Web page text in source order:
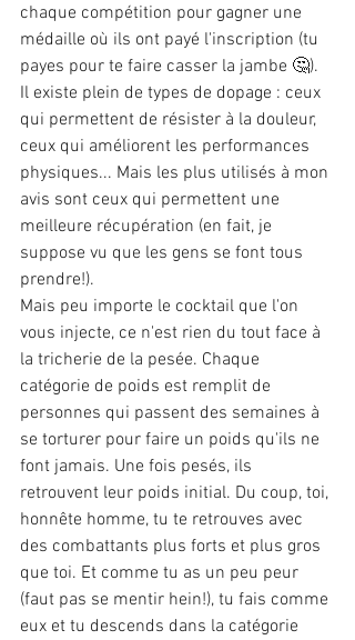
chaque compétition pour gagner une
médaille où ils ont payé l'inscription (tu
payes pour te faire casser la jambe 🤔).
Il existe plein de types de dopage : ceux
qui permettent de résister à la douleur,
ceux qui améliorent les performances
physiques... Mais les plus utilisés à mon
avis sont ceux qui permettent une
meilleure récupération (en fait, je
suppose vu que les gens se font tous
prendre!).
Mais peu importe le cocktail que l'on
vous injecte, ce n'est rien du tout face à
la tricherie de la pesée. Chaque
catégorie de poids est remplit de
personnes qui passent des semaines à
se torturer pour faire un poids qu'ils ne
font jamais. Une fois pesés, ils
retrouvent leur poids initial. Du coup, toi,
honnête homme, tu te retrouves avec
des combattants plus forts et plus gros
que toi. Et comme tu as un peu peur
(faut pas se mentir hein!), tu fais comme
eux et tu descends dans la catégorie